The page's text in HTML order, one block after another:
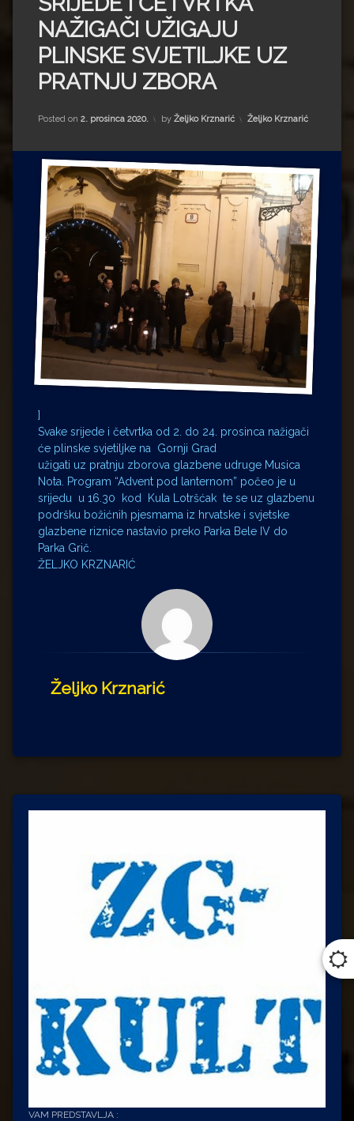
Impressum
Milenko Strižak
Drugi autori
Drugi autori
Matea Andrić
Ljiljana Lekanić-Kljaić
Željko Krznarić
Mario Lovreković
Miroslav Šantek
NAŽIGAČI UŽIGAJU
PLINSKE SVJETILJKE UZ
PRATNJU ZBORA
Posted on 2. prosinca 2020. by Željko Krznarić Kategorije:
Željko Krznarić
]
Svake srijede i četvrtka od 2. do 24. prosinca nažigači
će plinske svjetiljke na Gornji Grad
užigati uz pratnju zborova glazbene udruge Musica
Nota. Program “Advent pod lanternom” počeo je u
srijedu u 16.30 kod Kula Lotršćak te se uz glazbenu
podršku božićnih pjesmama iz hrvatske i svjetske
glazbene riznice nastavio preko Parka Bele IV do
Parka Grič.
ŽELJKO KRZNARIĆ
Željko Krznarić
VAM PREDSTAVLJA :